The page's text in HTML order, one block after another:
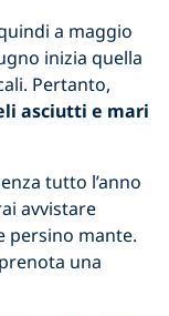
a maggio
inizia quella
Pertanto,
asciutti e mari
tutto l’anno
avvistare
persino mante.
una